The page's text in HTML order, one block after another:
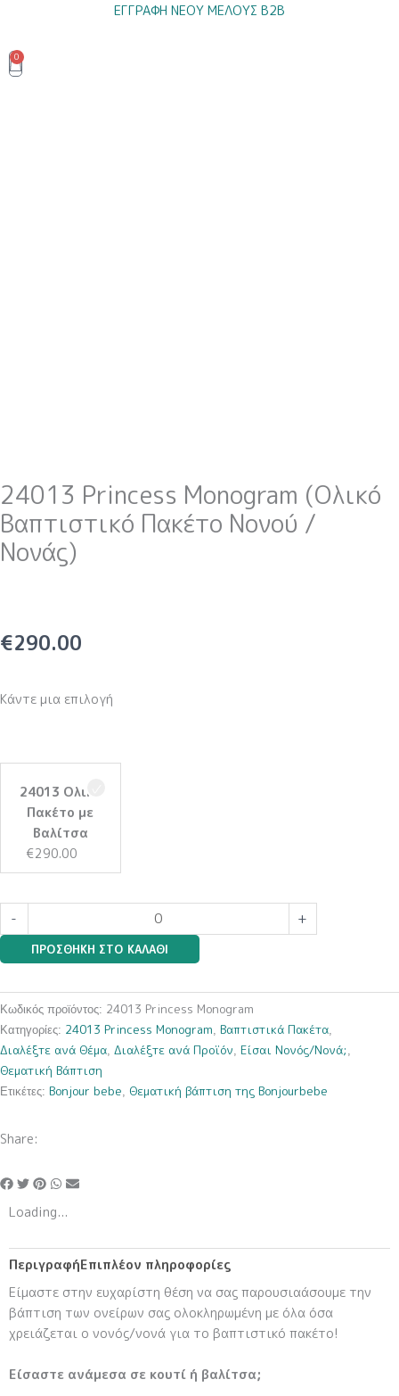
περιεχόμενο
ΕΓΓΡΑΦΗ ΝΕΟΥ ΜΕΛΟΥΣ B2B
0
Cart
24013 Princess Monogram (Ολικό
Βαπτιστικό Πακέτο Νονού /
Νονάς)
€290.00
Κάντε μια επιλογή
24013 Ολικό
Πακέτο με
Βαλίτσα
€290.00
-
24013
Monogram
(Ολικό
Βαπτιστικό
Πακέτο
/
Νονάς)
ποσότητα
+
ΠΡΟΣΘΉΚΗ ΣΤΟ ΚΑΛΆΘΙ
Κωδικός προϊόντος: 24013 Princess Monogram
Κατηγορίες: 24013 Princess Monogram Βαπτιστικά Πακέτα
Διαλέξτε ανά Θέμα Διαλέξτε ανά Προϊόν Είσαι Νονός/Νονά;
Θεματική Βάπτιση
Ετικέτες: Bonjour bebe Θεματική βάπτιση της Bonjourbebe
Share:
Loading...
ΠεριγραφήΕπιπλέον πληροφορίες
Είμαστε στην ευχαρίστη θέση να σας παρουσιαάσουμε την
βάπτιση των ονείρων σας ολοκληρωμένη με όλα όσα
χρειάζεται ο νονός/νονά για το βαπτιστικό πακέτο!
Είσαστε ανάμεσα σε κουτί ή βαλίτσα;